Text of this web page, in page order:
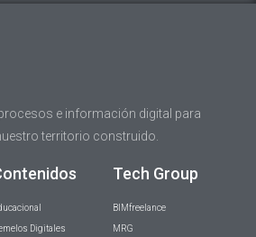
e información digital para
territorio construido.
Digitales
Tech Group
BIMfreelance
MRG